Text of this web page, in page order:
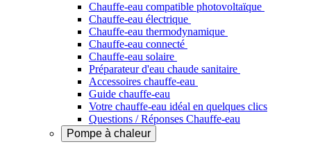
Chauffe-eau compatible photovoltaïque
Chauffe-eau électrique
Chauffe-eau thermodynamique
Chauffe-eau connecté
Chauffe-eau solaire
Préparateur d'eau chaude sanitaire
Accessoires chauffe-eau
Guide chauffe-eau
Votre chauffe-eau idéal en quelques clics
Questions / Réponses Chauffe-eau
Pompe à chaleur